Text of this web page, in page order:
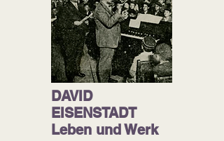
DAVID
EISENSTADT
Leben und Werk